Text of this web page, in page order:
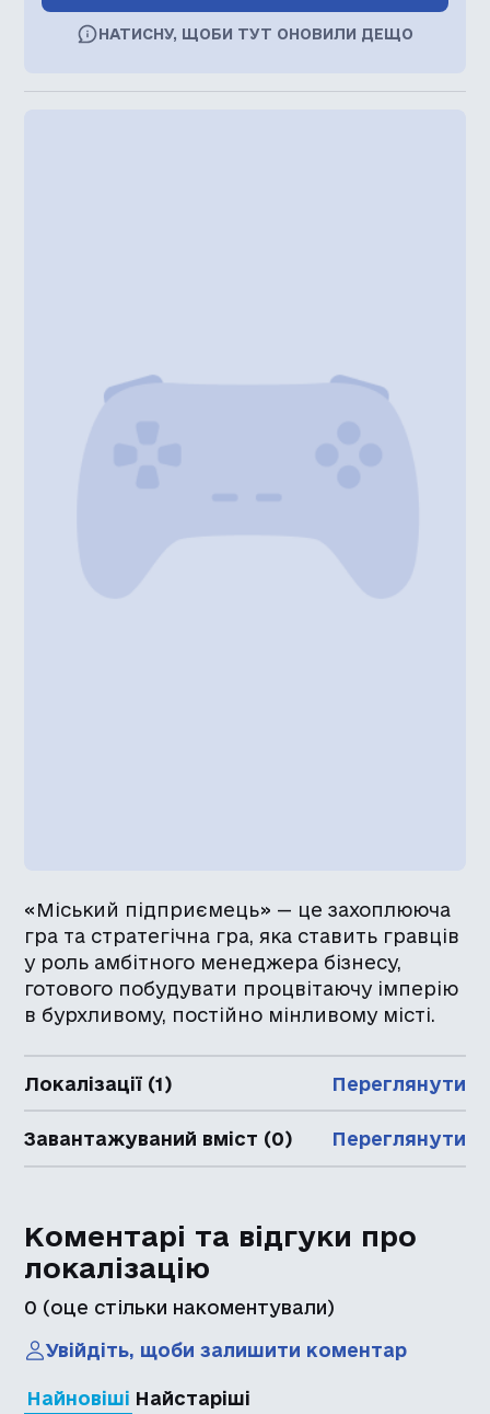
«Міський підприємець» — це захоплююча
гра та стратегічна гра, яка ставить гравців
у роль амбітного менеджера бізнесу,
готового побудувати процвітаючу імперію
в бурхливому, постійно мінливому місті.
Локалізації (1) Переглянути
Завантажуваний вміст (0) Переглянути
Коментарі та відгуки про
локалізацію
0 (оце стільки накоментували)
Увійдіть, щоби залишити коментар
Найновіші Найстаріші
НАТИСНУ, ЩОБИ ТУТ ОНОВИЛИ ДЕЩО